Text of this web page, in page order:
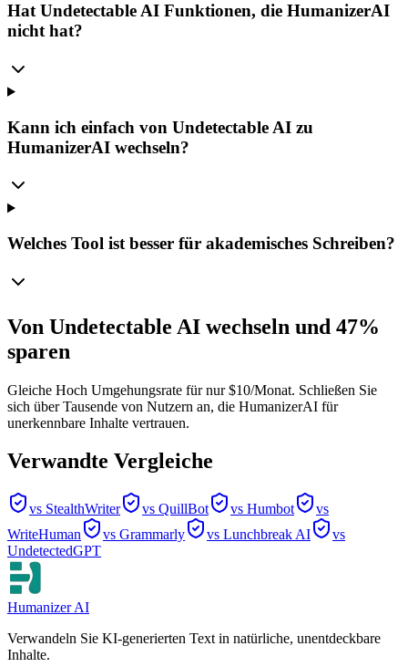
Hat Undetectable AI Funktionen, die HumanizerAI
nicht hat?
Kann ich einfach von Undetectable AI zu
HumanizerAI wechseln?
Welches Tool ist besser für akademisches Schreiben?
Von Undetectable AI wechseln und 47%
sparen
Gleiche Hoch Umgehungsrate für nur $10/Monat. Schließen Sie
sich über Tausende von Nutzern an, die HumanizerAI für
unerkennbare Inhalte vertrauen.
Verwandte Vergleiche
vs StealthWriter vs QuillBot vs Humbot
vs
WriteHuman
vs Grammarly vs Lunchbreak AI
vs
UndetectedGPT
Humanizer AI
Verwandeln Sie KI-generierten Text in natürliche, unentdeckbare
Inhalte.